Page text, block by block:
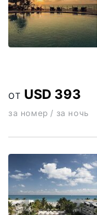
ОТ USD 393
за номер / за ночь